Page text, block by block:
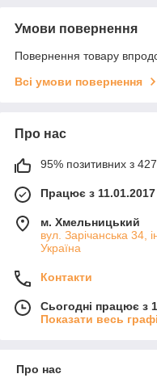
Умови повернення
Повернення товару
Всі умови повернення
Про нас
95% позитивних з 427
Працює з 11.01.2017
м. Хмельницький
вул. Зарічанська 34,
Україна
Контакти
Сьогодні працює з
Показати весь
Про нас